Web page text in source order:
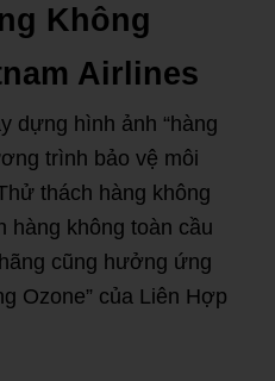
Không
Airlines
dựng hình ảnh “hàng
trình bảo vệ môi
thách hàng không
hàng không toàn cầu
cũng hưởng ứng
Ozone” của Liên Hợp